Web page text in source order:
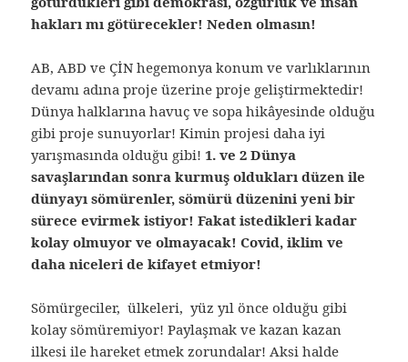
hakları mı götürecekler! Neden olmasın!
AB, ABD ve ÇİN hegemonya konum ve varlıklarının
devamı adına proje üzerine proje geliştirmektedir!
Dünya halklarına havuç ve sopa hikâyesinde olduğu
gibi proje sunuyorlar! Kimin projesi daha iyi
yarışmasında olduğu gibi!1. ve 2 Dünya
savaşlarından sonra kurmuş oldukları düzen ile
dünyayı sömürenler, sömürü düzenini yeni bir
sürece evirmek istiyor! Fakat istedikleri kadar
kolay olmuyor ve olmayacak! Covid, iklim ve
daha niceleri de kifayet etmiyor!
Sömürgeciler, ülkeleri, yüz yıl önce olduğu gibi
kolay sömüremiyor! Paylaşmak ve kazan kazan
ilkesi ile hareket etmek zorundalar! Aksi halde